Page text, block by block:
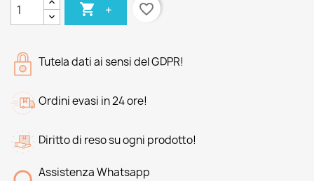
 + favorite_border
Tutela dati ai sensi del GDPR!
Ordini evasi in 24 ore!
Diritto di reso su ogni prodotto!
Assistenza Whatsapp